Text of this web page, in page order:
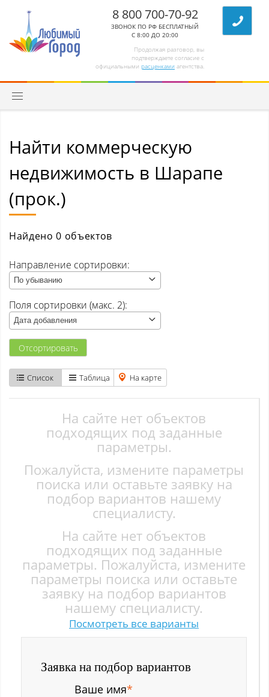
Продолжая разговор, вы
подтверждаете согласие с
официальными расценками агентства.
8 800 700-70-92
ЗВОНОК ПО РФ БЕСПЛАТНЫЙ
С 8:00 ДО 20:00
Квартиры
Комнаты/секции
Абагур (Центральный р-н)
Абагур-Лесной
Атаманово
Бачатский
Берёзово с
Вишенка тер. СНТ
Высокий
Гурьевск
Заводской р-н
Загорский
Зеленый Луг
Найти коммерческую
недвижимость в Шарапе
(прок.)
Найдено 0 объектов
Направление сортировки:
По убыванию
Поля сортировки (макс. 2):
Дата добавления
Отсортировать
Список Таблица На карте
На сайте нет объектов
подходящих под заданные
параметры.
Пожалуйста, измените параметры
поиска или оставьте заявку на
подбор вариантов нашему
специалисту.
На сайте нет объектов
подходящих под заданные
параметры. Пожалуйста, измените
параметры поиска или оставьте
заявку на подбор вариантов
нашему специалисту.
Посмотреть все варианты
Заявка на подбор вариантов
Ваше имя*